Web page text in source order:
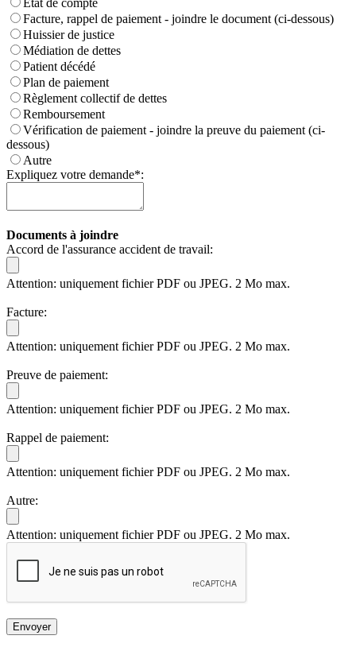
Etat de compte
Facture, rappel de paiement - joindre le document (ci-dessous)
Huissier de justice
Médiation de dettes
Patient décédé
Plan de paiement
Règlement collectif de dettes
Remboursement
Vérification de paiement - joindre la preuve du paiement (ci-
dessous)
Autre
Expliquez votre demande*:
Documents à joindre
Accord de l'assurance accident de travail:
Attention: uniquement fichier PDF ou JPEG. 2 Mo max.
Facture:
Attention: uniquement fichier PDF ou JPEG. 2 Mo max.
Preuve de paiement:
Attention: uniquement fichier PDF ou JPEG. 2 Mo max.
Rappel de paiement:
Attention: uniquement fichier PDF ou JPEG. 2 Mo max.
Autre:
Attention: uniquement fichier PDF ou JPEG. 2 Mo max.